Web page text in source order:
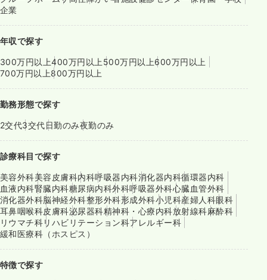
企業
年収で探す
300万円以上400万円以上500万円以上600万円以上
700万円以上800万円以上
勤務形態で探す
2交代3交代日勤のみ夜勤のみ
診療科目で探す
美容外科美容皮膚科内科呼吸器内科消化器内科循環器内科
血液内科腎臓内科糖尿病内科外科呼吸器外科心臓血管外科
消化器外科脳神経外科整形外科形成外科小児科産婦人科眼科
耳鼻咽喉科皮膚科泌尿器科精神科・心療内科放射線科麻酔科
リウマチ科リハビリテーション科アレルギー科
緩和医療科（ホスピス）
特徴で探す